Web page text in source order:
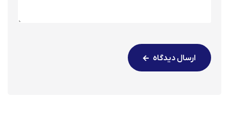
ارسال دیدگاه